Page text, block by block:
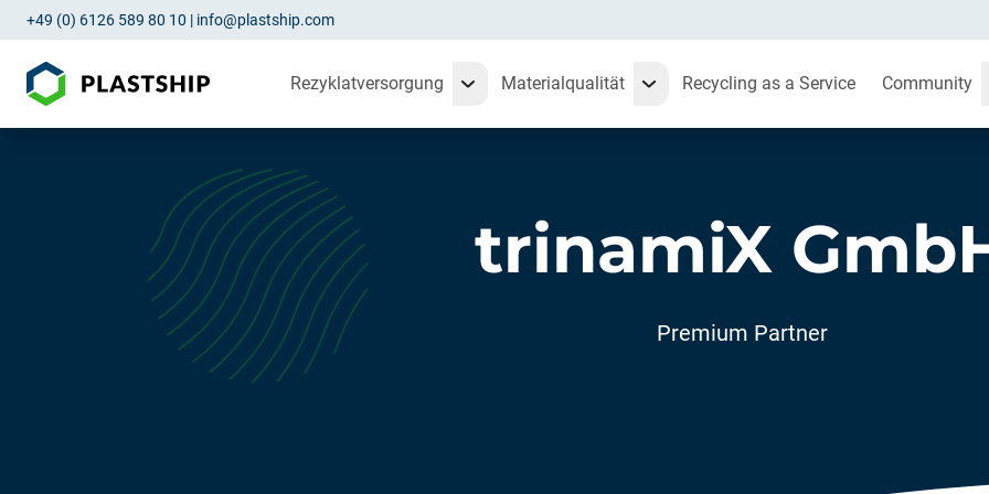
+49 (0) 6126 589 80 10 | info@plastship.com
Rezyklatversorgung Materialqualität Recycling as a Service Community
trinamiX
Premium Partner